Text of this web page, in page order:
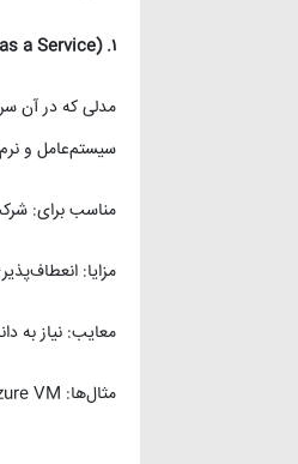
۱.
a Service)
مدلی که در آن
سیستم‌عامل و
مناسب برای:
مزایا:
معایب: نیاز به
مثال‌ها: AWS EC2، Microsoft Azure VM.